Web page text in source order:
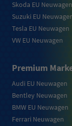
Skoda EU Neuwagen
Suzuki EU
Tesla EU Neuwagen
VW EU Neuwagen
Premium
Audi EU Neuwagen
Bentley Neuwagen
BMW EU Neuwagen
Ferrari Neuwagen